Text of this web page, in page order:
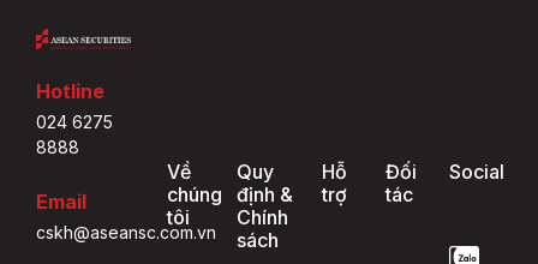
Hotline
024 6275
8888
Email
cskh@aseansc.com.vn
Về
chúng
tôi
Quy
định &
Chính
sách
Hỗ
trợ
Đối
tác
Social